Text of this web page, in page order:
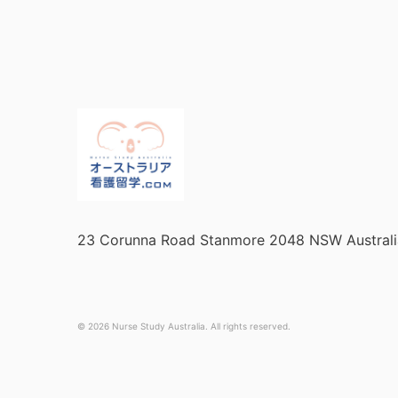
23 Corunna Road Stanmore 2048 NSW
© 2026 Nurse Study Australia. All rights reserved.